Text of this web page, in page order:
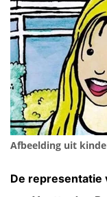
Afbeelding uit
De representatie